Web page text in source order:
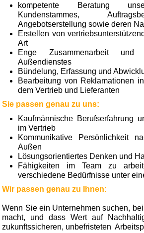
kompetente Beratung
Kundenstammes,
Angebotserstellung sowie deren
Erstellen von
Art
Enge Zusammenarbeit und
Außendienstes
Bündelung, Erfassung und
Bearbeitung von Reklamationen
dem Vertrieb und Lieferanten
Sie passen genau zu uns:
Kaufmännische Berufserfahrung
im Vertrieb
Kommunikative Persönlichkeit
Außen
Lösungsorientiertes Denken und
Fähigkeiten im Team zu
verschiedene Bedürfnisse unter
Wir passen genau zu Ihnen:
Wenn Sie ein Unternehmen suchen,
macht, und dass Wert auf
zukunftssicheren, unbefristeten